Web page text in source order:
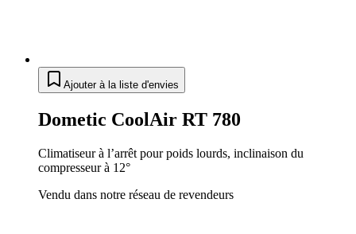
Ajouter à la liste d'envies
Dometic CoolAir RT 780
Climatiseur à l’arrêt pour poids lourds, inclinaison du
compresseur à 12°
Vendu dans notre réseau de revendeurs